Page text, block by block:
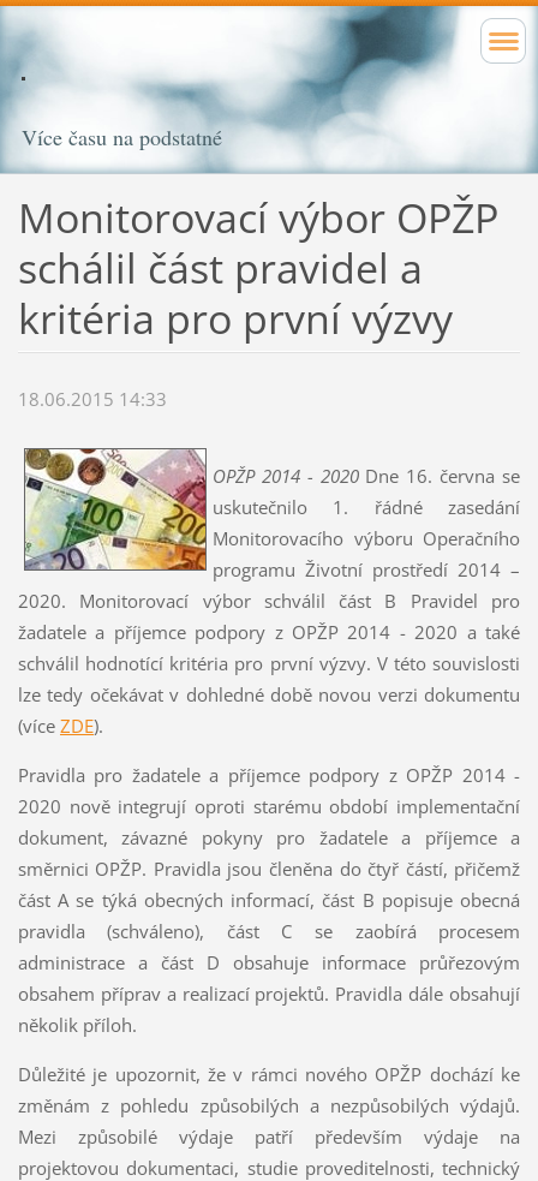
Více času na podstatné
Monitorovací výbor OPŽP
schálil část pravidel a
kritéria pro první výzvy
18.06.2015 14:33
OPŽP 2014 - 2020Dne 16. června se
uskutečnilo 1. řádné zasedání
Monitorovacího výboru Operačního
programu Životní prostředí 2014 –
2020. Monitorovací výbor schválil část B Pravidel pro
žadatele a příjemce podpory z OPŽP 2014 - 2020 a také
schválil hodnotící kritéria pro první výzvy. V této souvislosti
lze tedy očekávat v dohledné době novou verzi dokumentu
(více ZDE).
Pravidla pro žadatele a příjemce podpory z OPŽP 2014 -
2020 nově integrují oproti starému období implementační
dokument, závazné pokyny pro žadatele a příjemce a
směrnici OPŽP. Pravidla jsou členěna do čtyř částí, přičemž
část A se týká obecných informací, část B popisuje obecná
pravidla (schváleno), část C se zaobírá procesem
administrace a část D obsahuje informace průřezovým
obsahem příprav a realizací projektů. Pravidla dále obsahují
několik příloh.
Důležité je upozornit, že v rámci nového OPŽP dochází ke
změnám z pohledu způsobilých a nezpůsobilých výdajů.
Mezi způsobilé výdaje patří především výdaje na
projektovou dokumentaci, studie proveditelnosti, technický